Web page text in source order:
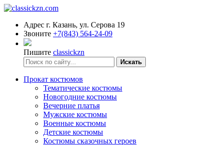
Адрес г. Казань, ул. Серова 19
Звоните +7(843) 564-24-09
Пишите classickzn
Искать
Прокат костюмов
Тематические костюмы
Новогодние костюмы
Вечерние платья
Мужские костюмы
Военные костюмы
Детские костюмы
Костюмы сказочных героев